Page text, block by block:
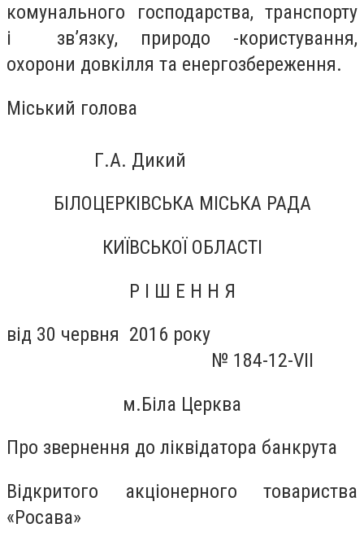
комунального господарства, транспорту
і зв’язку, природо -користування,
охорони довкілля та енергозбереження.
Міський голова
Г.А. Дикий
БІЛОЦЕРКІВСЬКА МІСЬКА РАДА
КИЇВСЬКОЇ ОБЛАСТІ
Р І Ш Е Н Н Я
від 30 червня 2016 року
№ 184-12-VII
м.Біла Церква
Про звернення до ліквідатора банкрута
Відкритого акціонерного товариства
«Росава»